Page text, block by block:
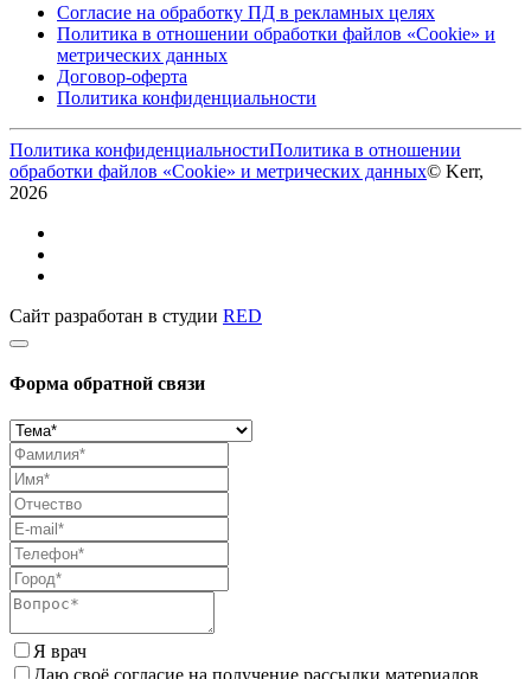
Согласие на обработку ПД в рекламных целях
Политика в отношении обработки файлов «Cookie» и
метрических данных
Договор-оферта
Политика конфиденциальности
Политика конфиденциальностиПолитика в отношении
обработки файлов «Cookie» и метрических данных© Kerr,
2026
Сайт разработан в студии RED
Форма обратной связи
Я врач